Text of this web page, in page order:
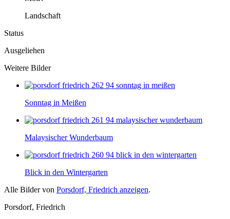
Landschaft
Status
Ausgeliehen
Weitere Bilder
Sonntag in Meißen
Malaysischer Wunderbaum
Blick in den Wintergarten
Alle Bilder von Porsdorf, Friedrich anzeigen.
Porsdorf, Friedrich